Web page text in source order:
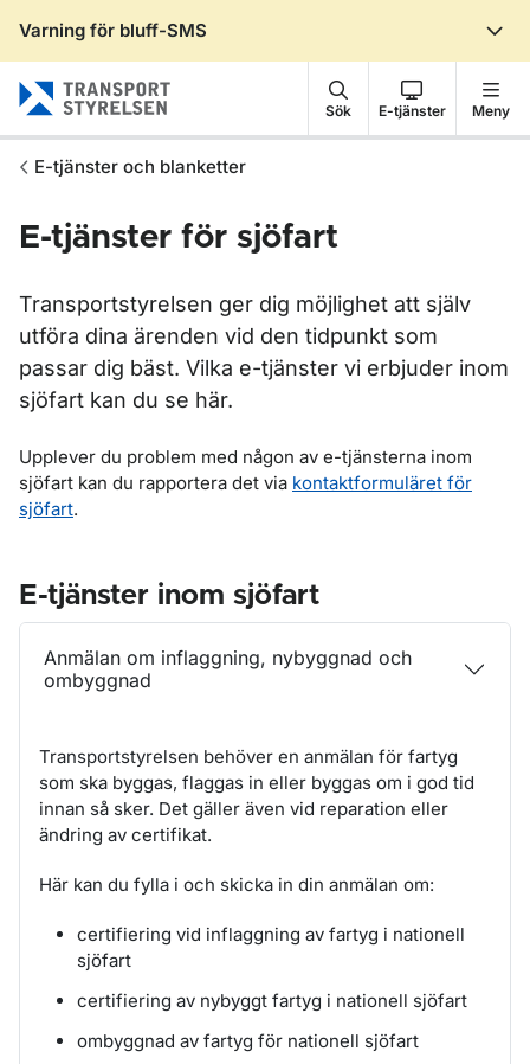
Varning för bluff-SMS
Sök E-tjänster Meny
E-tjänster och blanketter
E-tjänster för sjöfart
Transportstyrelsen ger dig möjlighet att själv
utföra dina ärenden vid den tidpunkt som
passar dig bäst. Vilka e-tjänster vi erbjuder inom
sjöfart kan du se här.
Upplever du problem med någon av e-tjänsterna inom
sjöfart kan du rapportera det via kontaktformuläret för
sjöfart.
E-tjänster inom sjöfart
Anmälan om inflaggning, nybyggnad och
ombyggnad
Transportstyrelsen behöver en anmälan för fartyg
som ska byggas, flaggas in eller byggas om i god tid
innan så sker. Det gäller även vid reparation eller
ändring av certifikat.
Här kan du fylla i och skicka in din anmälan om:
certifiering vid inflaggning av fartyg i nationell
sjöfart
certifiering av nybyggt fartyg i nationell sjöfart
ombyggnad av fartyg för nationell sjöfart